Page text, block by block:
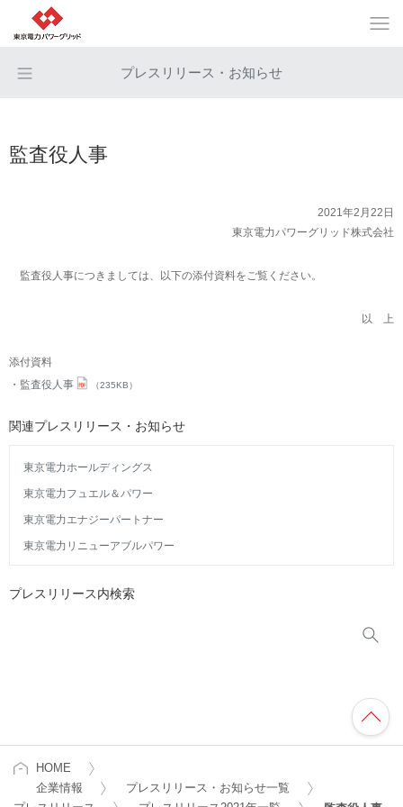
プレスリリース・お知らせ
監査役人事
2021年2月22日
東京電力パワーグリッド株式会社
監査役人事につきましては、以下の添付資料をご覧ください。
以 上
添付資料
監査役人事
（235KB）
関連プレスリリース・お知らせ
東京電力ホールディングス
東京電力フュエル＆パワー
東京電力エナジーパートナー
東京電力リニューアブルパワー
プレスリリース内検索
HOME
企業情報
プレスリリース・お知らせ一覧